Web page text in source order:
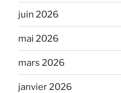
juin 2026
mai 2026
mars 2026
janvier 2026